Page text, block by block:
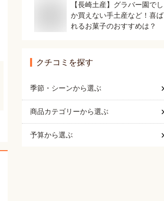
【長崎土産】グラバー園でし
か買えない手土産など！喜ば
れるお菓子のおすすめは？
クチコミを探す
季節・シーンから選ぶ
商品カテゴリーから選ぶ
予算から選ぶ